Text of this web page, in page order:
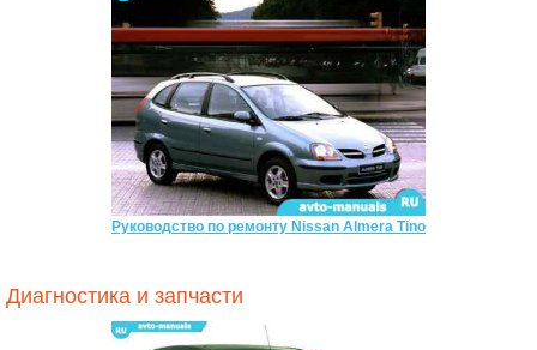
Руководство по ремонту Nissan Almera Tino
Диагностика и запчасти